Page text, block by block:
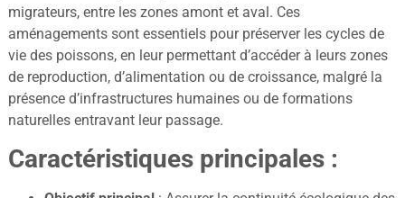
migrateurs, entre les zones amont et aval. Ces
aménagements sont essentiels pour préserver les cycles de
vie des poissons, en leur permettant d’accéder à leurs zones
de reproduction, d’alimentation ou de croissance, malgré la
présence d’infrastructures humaines ou de formations
naturelles entravant leur passage.
Caractéristiques principales :